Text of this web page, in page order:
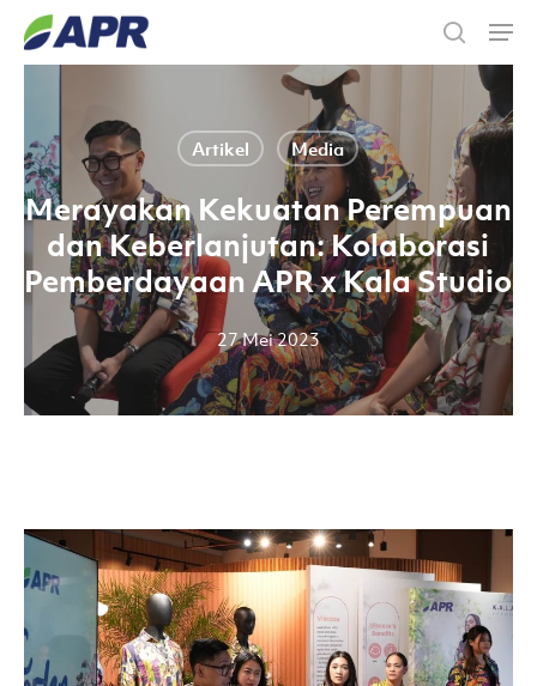
Skip
Artikel Media
Merayakan Kekuatan Perempuan
dan Keberlanjutan: Kolaborasi
Pemberdayaan APR x Kala Studio
27 Mei 2023